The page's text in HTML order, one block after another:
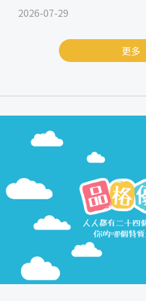
2026-07-29
更多